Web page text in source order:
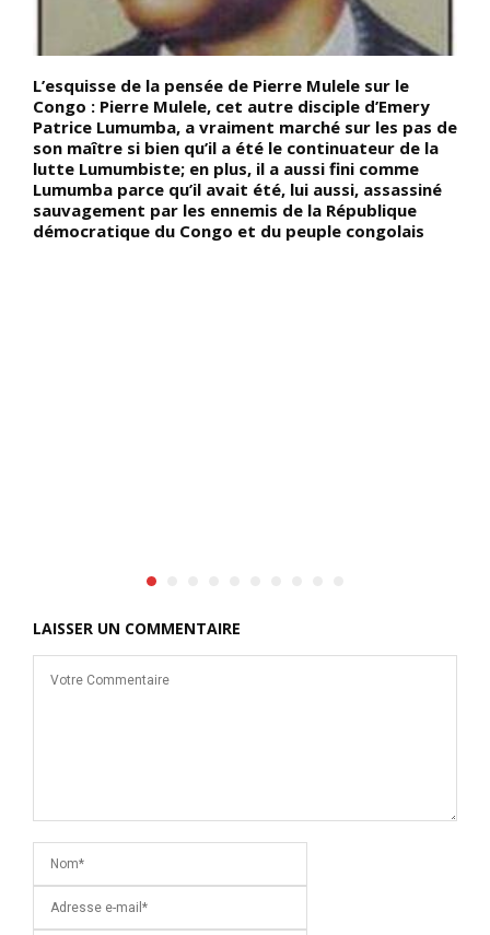
L’esquisse de la pensée de Pierre Mulele sur le
Congo : Pierre Mulele, cet autre disciple d’Emery
Patrice Lumumba, a vraiment marché sur les pas de
son maître si bien qu’il a été le continuateur de la
lutte Lumumbiste; en plus, il a aussi fini comme
Lumumba parce qu’il avait été, lui aussi, assassiné
sauvagement par les ennemis de la République
démocratique du Congo et du peuple congolais
LAISSER UN COMMENTAIRE